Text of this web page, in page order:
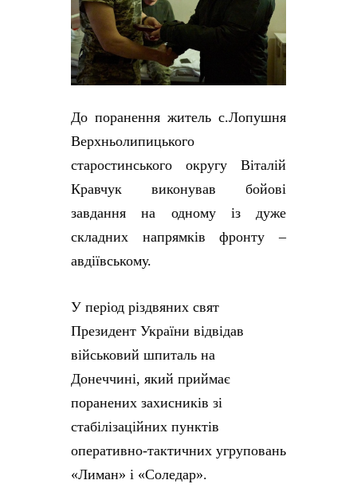
До поранення житель с.Лопушня
Верхньолипицького
старостинського округу Віталій
Кравчук виконував бойові
завдання на одному із дуже
складних напрямків фронту –
авдіївському.
У період різдвяних свят
Президент України відвідав
військовий шпиталь на
Донеччині, який приймає
поранених захисників зі
стабілізаційних пунктів
оперативно-тактичних угруповань
«Лиман» і «Соледар».